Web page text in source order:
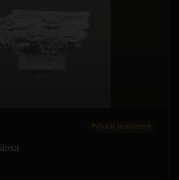
Pylväät ja pilasterit